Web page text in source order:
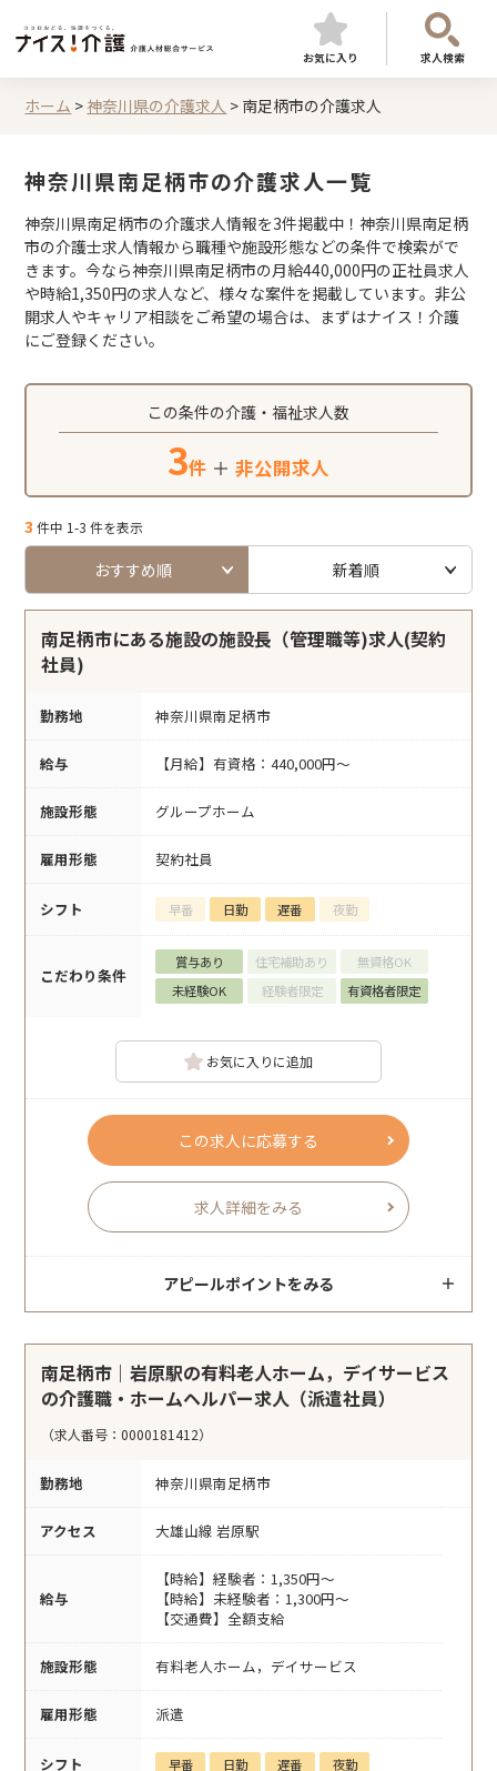
お気に入り 求人検索
ホーム >神奈川県の介護求人 > 南足柄市の介護求人
神奈川県南足柄市の介護求人一覧
神奈川県南足柄市の介護求人情報を3件掲載中！神奈川県南足柄
市の介護士求人情報から職種や施設形態などの条件で検索がで
きます。今なら神奈川県南足柄市の月給440,000円の正社員求人
や時給1,350円の求人など、様々な案件を掲載しています。非公
開求人やキャリア相談をご希望の場合は、まずはナイス！介護
にご登録ください。
この条件の介護・福祉求人数
3件 ＋ 非公開求人
3件中 1-3 件を表示
おすすめ順 新着順
南足柄市にある施設の施設長（管理職等)求人(契約
社員)
勤務地 神奈川県南足柄市
給与 【月給】有資格：440,000円〜
施設形態 グループホーム
雇用形態 契約社員
シフト 早番 日勤 遅番 夜勤
こだわり条件
賞与あり 住宅補助あり
無資格OK
未経験OK
経験者限定 有資格者限定
お気に入りに追加
この求人に応募する
求人詳細をみる
アピールポイントをみる
南足柄市｜岩原駅の有料老人ホーム，デイサービス
の介護職・ホームヘルパー求人（派遣社員）
（求人番号：0000181412）
勤務地 神奈川県南足柄市
アクセス 大雄山線 岩原駅
給与
【時給】経験者：1,350円～
【時給】未経験者：1,300円～
【交通費】全額支給
施設形態 有料老人ホーム，デイサービス
雇用形態 派遣
シフト 早番 日勤 遅番 夜勤